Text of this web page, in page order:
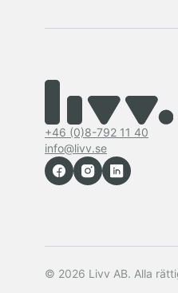
+46 (0)8-792 11 40
info@livv.se
© 2026 Livv AB. Alla